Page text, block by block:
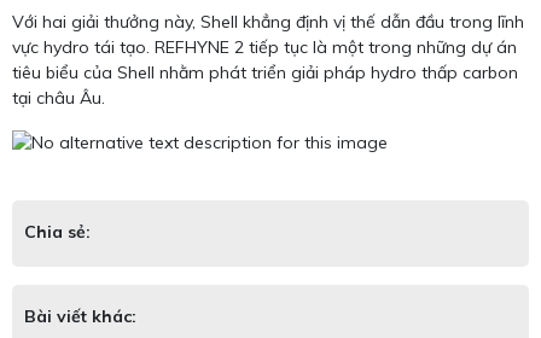
Với hai giải thưởng này, Shell khẳng định vị thế dẫn đầu trong lĩnh
vực hydro tái tạo. REFHYNE 2 tiếp tục là một trong những dự án
tiêu biểu của Shell nhằm phát triển giải pháp hydro thấp carbon
tại châu Âu.
Chia sẻ:
Bài viết khác: